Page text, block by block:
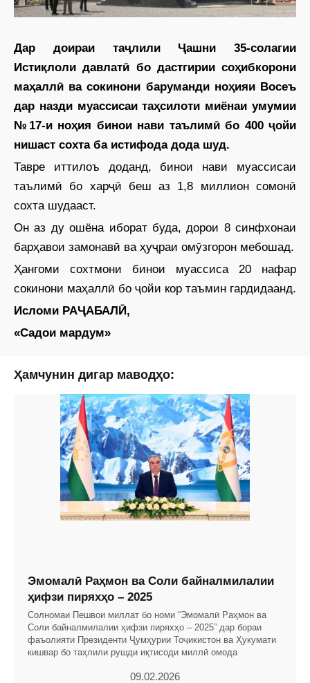
Дар доираи таҷлили Ҷашни 35-солагии
Истиқлоли давлатӣ бо дастгирии соҳибкорони
маҳаллӣ ва сокинони баруманди ноҳияи Восеъ
дар назди муассисаи таҳсилоти миёнаи умумии
№17-и ноҳия бинои нави таълимӣ бо 400 ҷойи
нишаст сохта ба истифода дода шуд.
Тавре иттилоъ доданд, бинои нави муассисаи
таълимӣ бо харҷӣ беш аз 1,8 миллион сомонӣ
сохта шудааст.
Он аз ду ошёна иборат буда, дорои 8 синфхонаи
барҳавои замонавӣ ва ҳуҷраи омӯзгорон мебошад.
Ҳангоми сохтмони бинои муассиса 20 нафар
сокинони маҳаллӣ бо ҷойи кор таъмин гардидаанд.
Исломи РАҶАБАЛӢ,
«Садои мардум»
Ҳамчунин дигар маводҳо:
Эмомалӣ Раҳмон ва Соли байналмилалии
ҳифзи пиряхҳо – 2025
Солномаи Пешвои миллат бо номи “Эмомалӣ Раҳмон ва
Соли байналмилалии ҳифзи пиряхҳо – 2025” дар бораи
фаъолияти Президенти Ҷумҳурии Тоҷикистон ва Ҳукумати
кишвар бо таҳлили рушди иқтисоди миллӣ омода
09.02.2026